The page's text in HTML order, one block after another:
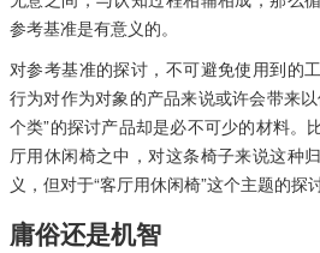
参考基准是有意义的。
对参考基准的探讨，不可避免使用到的
行为对作为对象的产品来说或许会带来
个类”的探讨产品却是必不可少的材料。
厅用休闲椅之中，对这条椅子来说这种
义，但对于“客厅用休闲椅”这个主题的探
庸俗还是机智